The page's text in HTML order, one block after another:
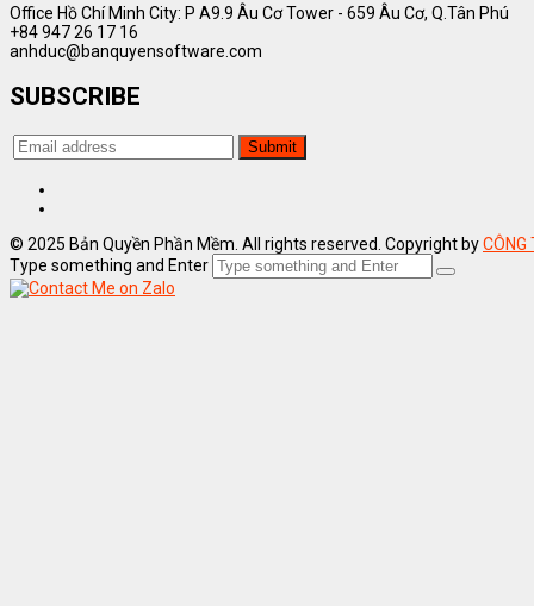
Office Hồ Chí Minh City: P A9.9 Âu Cơ Tower - 659 Âu Cơ, Q.Tân Phú
+84 947 26 17 16
anhduc@banquyensoftware.com
SUBSCRIBE
© 2025 Bản Quyền Phần Mềm. All rights reserved. Copyright byCÔNG
Type something and Enter